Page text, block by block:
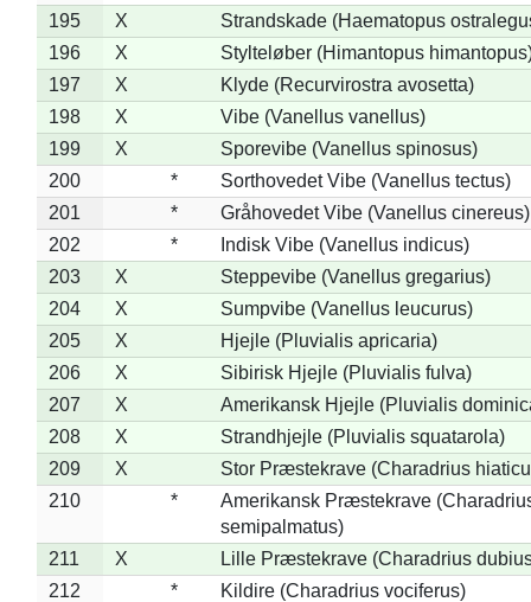
195
X
Strandskade (Haematopus
196
X
Stylteløber (Himantopus
197
X
Klyde (Recurvirostra avosetta)
198
X
Vibe (Vanellus vanellus)
199
X
Sporevibe (Vanellus spinosus)
200
*
Sorthovedet Vibe (Vanellus tectus)
201
*
Gråhovedet Vibe (Vanellus cinereus)
202
*
Indisk Vibe (Vanellus indicus)
203
X
Steppevibe (Vanellus gregarius)
204
X
Sumpvibe (Vanellus leucurus)
205
X
Hjejle (Pluvialis apricaria)
206
X
Sibirisk Hjejle (Pluvialis fulva)
207
X
Amerikansk Hjejle (Pluvialis
208
X
Strandhjejle (Pluvialis squatarola)
209
X
Stor Præstekrave (Charadrius
210
*
Amerikansk Præstekrave
semipalmatus)
211
X
Lille Præstekrave (Charadrius
212
*
Kildire (Charadrius vociferus)